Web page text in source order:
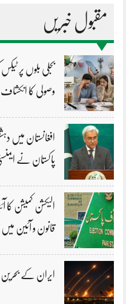
مقبول خبریں
وصولی کا انکشاف
افغانستان میں
پاکستان نے
الیکشن کمیشن کا
قانون و آئین میں
ایران کے بحرین